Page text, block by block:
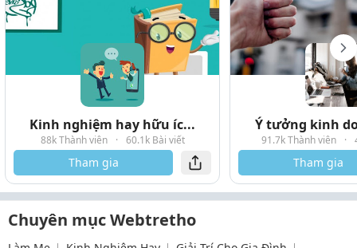
Kinh nghiệm hay hữu íc...
88k Thành viên · 60.1k Bài viết
Tham gia
Ý tưởng kinh
91.7k Thành viên ·
Tham gia
Chuyên mục Webtretho